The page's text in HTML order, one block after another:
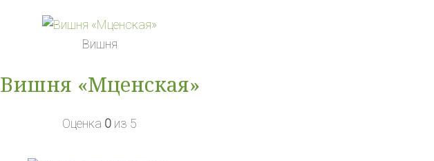
Вишня
Вишня «Мценская»
Оценка 0 из 5